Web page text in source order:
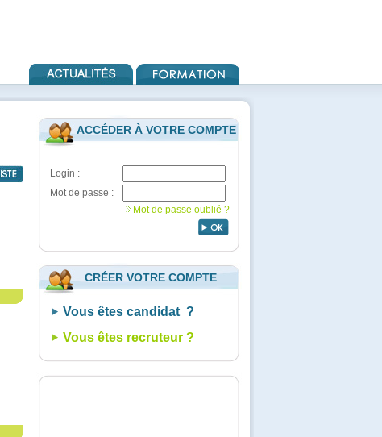
ACCÉDER À VOTRE COMPTE
Login :
Mot de passe :
Mot de passe oublié ?
CRÉER VOTRE COMPTE
Vous êtes candidat ?
Vous êtes recruteur ?